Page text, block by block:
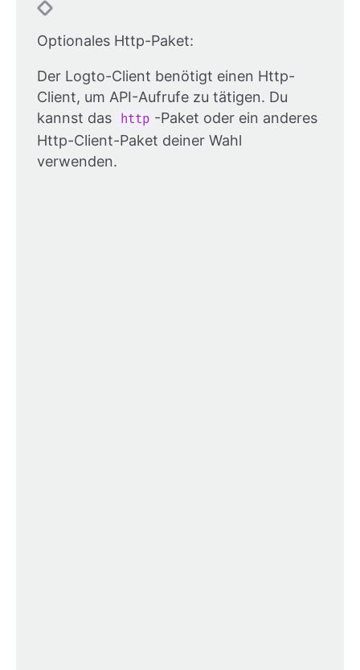
Optionales Http-Paket:
Der Logto-Client benötigt einen Http-
Client, um API-Aufrufe zu tätigen. Du
kannst das
http -Paket oder ein anderes
Http-Client-Paket deiner Wahl
verwenden.